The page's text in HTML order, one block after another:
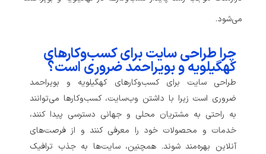
می‌شود.
چرا طراحی سایت برای کسب‌وکارهای
کهگیلویه و بویراحمد ضروری است؟
طراحی سایت برای کسب‌وکارهای کهگیلویه و بویراحمد
ضروری است زیرا با داشتن وب‌سایت، کسب‌وکارها می‌توانند
به راحتی به مشتریان محلی و جهانی دسترسی پیدا کنند،
خدمات و محصولات خود را معرفی کنند و از فرصت‌های
آنلاین بهره‌مند شوند. همچنین، سایت‌ها به جذب ترافیک